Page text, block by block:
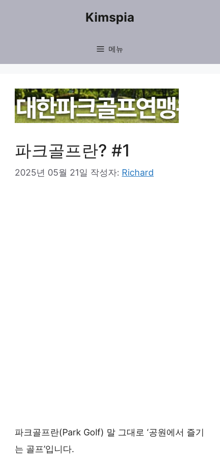
Kimspia
메뉴
파크골프란? #1
2025년 05월 21일 작성자: Richard
파크골프란(Park Golf) 말 그대로 ‘공원에서 즐기
는 골프’입니다.